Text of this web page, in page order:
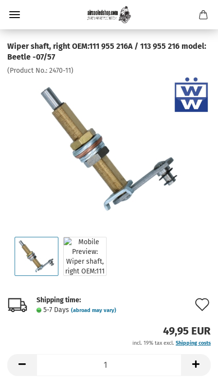
Wiper shaft, right OEM:111 955 216A / 113 955 216 model:
Beetle -07/57
(Product No.: 2470-11)
Shipping time:
5-7 Days (abroad may vary)
49,95 EUR
incl. 19% tax excl. Shipping costs